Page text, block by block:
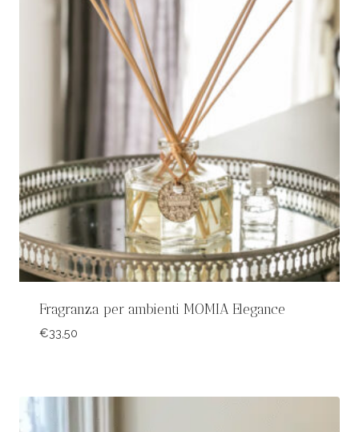
Fragranza per ambienti MOMIA Elegance
€33,50